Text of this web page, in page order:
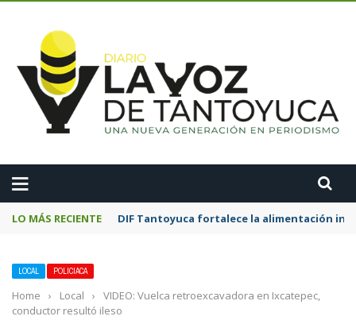
LO MÁS RECIENTE DIF Tantoyuca fortalece la alimentación
LOCAL POLICIACA
Home › Local ›
VIDEO: Vuelca retroexcavadora en Ixcatepec,
conductor resultó ileso